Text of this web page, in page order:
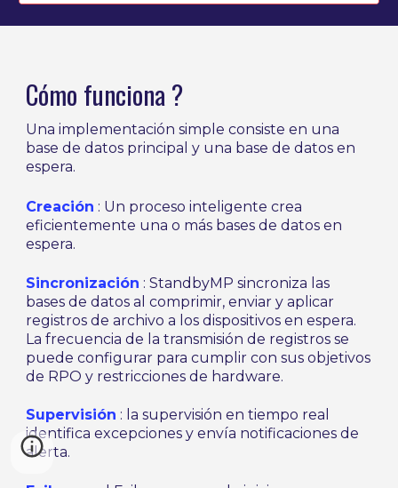
Cómo funciona ?
Una implementación simple consiste en una
base de datos principal y una base de datos en
espera.
Creación : Un proceso inteligente crea
eficientemente una o más bases de datos en
espera.
Sincronización : StandbyMP sincroniza las
bases de datos al comprimir, enviar y aplicar
registros de archivo a los dispositivos en espera.
La frecuencia de la transmisión de registros se
puede configurar para cumplir con sus objetivos
de RPO y restricciones de hardware.
Supervisión : la supervisión en tiempo real
identifica excepciones y envía notificaciones de
alerta.